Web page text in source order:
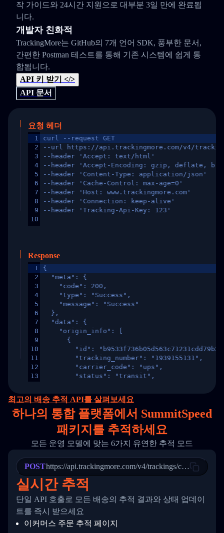
작 가이드와 24시간 지원으로 대부분 3일 만에 완료됩
니다.
개발자 친화적
TrackingMore는 GitHub의 7개 언어 SDK, 풍부한 문서,
간편한 Postman 테스트를 통해 기존 시스템에 쉽게 통
합됩니다.
API 키 받기 </>
API 문서
요청 헤더
1
2
3
4
5
6
7
8
9
10
curl --request GET
--url https://api.trackingmore.com/v4/trackings/
--header 'Accept: text/html'
--header 'Accept-Encoding: gzip, deflate,
--header 'Content-Type: application/json'
--header 'Cache-Control: max-age=0'
--header 'Host: www.trackingmore.com'
--header 'Connection: keep-alive'
--header 'Tracking-Api-Key: 123'
Response
1
2
3
4
5
6
7
8
9
10
11
12
13
15
16
17
18
20
21
22
23
24
25
27
28
29
30
{
  "meta": {
    "code": 200,
    "type": "Success",
    "message": "Success"
  },
  "data": {
    "origin_info": [
      {
"id":
        "tracking_number": "1939155131",
        "carrier_code": "ups",
        "status": "transit",
"destination_country": "United
        "itemTimeLength": 2,
        "weblink": "",
        "phone": null,
        "trackinfo": [
          {
            "Date": "2017-03-08 04: 22: 00",
"StatusDescription": "Departed
"Details": "Departed Facility
          },
          {
            "Date": "2017-03-06 15:28:00",
"StatusDescription": "Shipment
"Details": "BEIJING-
          }
        ]
최고의 배송 추적 API를 살펴보세요
하나의 통합 플랫폼에서 SummitSpeed
패키지를 추적하세요
모든 운영 모델에 맞는 6가지 유연한 추적 모드
POSThttps://api.trackingmore.com/v4/trackings/create
실시간 추적
단일 API 호출로 모든 배송의 추적 결과와 상태 업데이
트를 즉시 받으세요
이커머스 주문 추적 페이지